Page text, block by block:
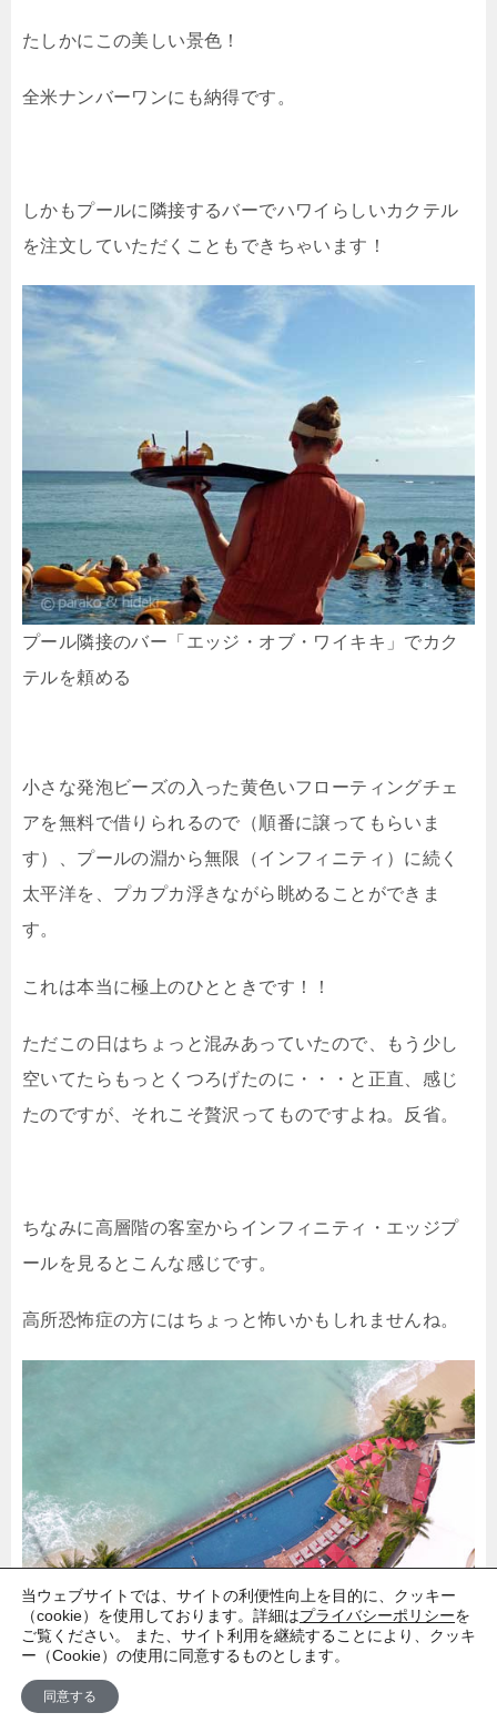
たしかにこの美しい景色！
全米ナンバーワンにも納得です。
しかもプールに隣接するバーでハワイらしいカクテル
を注文していただくこともできちゃいます！
プール隣接のバー「エッジ・オブ・ワイキキ」でカク
テルを頼める
小さな発泡ビーズの入った黄色いフローティングチェ
アを無料で借りられるので（順番に譲ってもらいま
す）、プールの淵から無限（インフィニティ）に続く
太平洋を、プカプカ浮きながら眺めることができま
す。
これは本当に極上のひとときです！！
ただこの日はちょっと混みあっていたので、もう少し
空いてたらもっとくつろげたのに・・・と正直、感じ
たのですが、それこそ贅沢ってものですよね。反省。
ちなみに高層階の客室からインフィニティ・エッジプ
ールを見るとこんな感じです。
高所恐怖症の方にはちょっと怖いかもしれませんね。
高層階からインフィニティエッジプールを見たところ
当ウェブサイトでは、サイトの利便性向上を目的に、クッキー
（cookie）を使用しております。詳細はプライバシーポリシーを
ご覧ください。 また、サイト利用を継続することにより、クッキ
ー（Cookie）の使用に同意するものとします。
同意する